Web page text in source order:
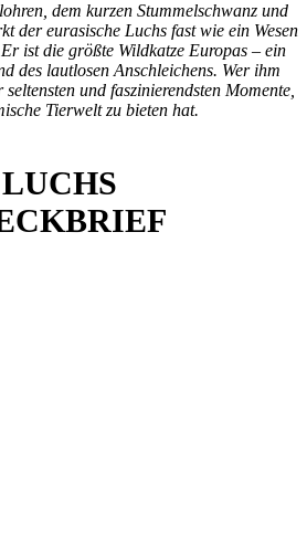
dem kurzen Stummelschwanz und
der eurasische Luchs fast wie ein Wesen
ist die größte Wildkatze Europas – ein
des lautlosen Anschleichens. Wer ihm
und faszinierendsten Momente,
Tierwelt zu bieten hat.
LUCHS